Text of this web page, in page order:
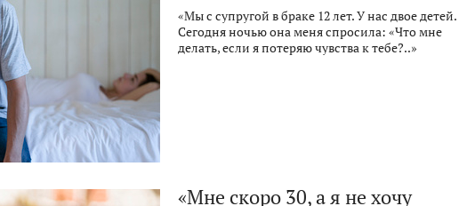
«Мы с супругой в браке 12 лет. У нас двое детей.
Сегодня ночью она меня спросила: «Что мне
делать, если я потеряю чувства к тебе?..»
«Мне скоро 30, а я не хочу